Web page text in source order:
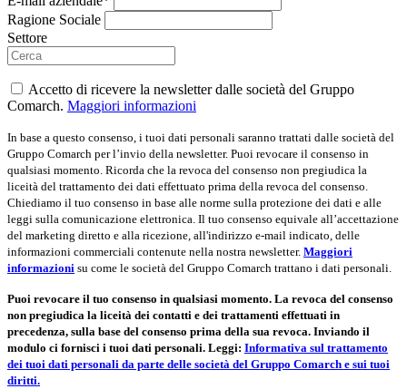
Ragione Sociale
Settore
Accetto di ricevere la newsletter dalle società del Gruppo
Comarch. Maggiori informazioni
In base a questo consenso, i tuoi dati personali saranno trattati dalle società del
Gruppo Comarch per l’invio della newsletter. Puoi revocare il consenso in
qualsiasi momento. Ricorda che la revoca del consenso non pregiudica la
liceità del trattamento dei dati effettuato prima della revoca del consenso.
Chiediamo il tuo consenso in base alle norme sulla protezione dei dati e alle
leggi sulla comunicazione elettronica. Il tuo consenso equivale all’accettazione
del marketing diretto e alla ricezione, all'indirizzo e-mail indicato, delle
informazioni commerciali contenute nella nostra newsletter. Maggiori
informazioni su come le società del Gruppo Comarch trattano i dati personali.
Puoi revocare il tuo consenso in qualsiasi momento. La revoca del consenso
non pregiudica la liceità dei contatti e dei trattamenti effettuati in
precedenza, sulla base del consenso prima della sua revoca. Inviando il
modulo ci fornisci i tuoi dati personali. Leggi: Informativa sul trattamento
dei tuoi dati personali da parte delle società del Gruppo Comarch e sui tuoi
diritti.